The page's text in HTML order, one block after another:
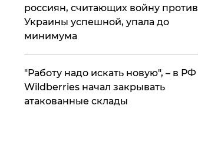
россиян, считающих войну против
Украины успешной, упала до
минимума
"Работу надо искать новую", – в РФ
Wildberries начал закрывать
атакованные склады